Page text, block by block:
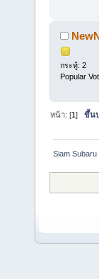
กระทู้: 2
Popular
หน้า: [1]ขึ้น
Siam Subaru